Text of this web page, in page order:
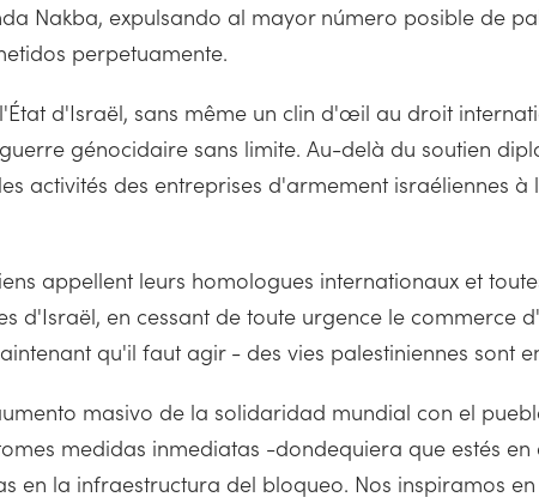
Nakba, expulsando al mayor número posible de
perpetuamente.
d'Israël, sans même un clin d'œil au droit
génocidaire sans limite. Au-delà du soutien
activités des entreprises d'armement israéliennes à
appellent leurs homologues internationaux et
d'Israël, en cessant de toute urgence le commerce
qu'il faut agir - des vies palestiniennes sont
masivo de la solidaridad mundial con el
medidas inmediatas -dondequiera que estés
la infraestructura del bloqueo. Nos inspiramos